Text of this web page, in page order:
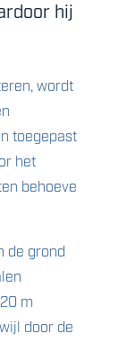
hij
wordt
toegepast
het
behoeve
de grond
m
door de